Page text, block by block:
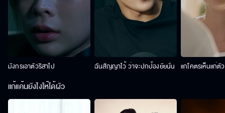
มังกรเอาตัวริสาไป ฉันสัญญาไว้ ว่าจะปกป้องยัยนั่น แกโคตรเห็นแก่ตั
แก้แค้นยังไงให้ได้ผัว